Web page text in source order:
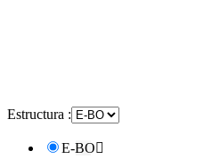
Estructura :
E-BO